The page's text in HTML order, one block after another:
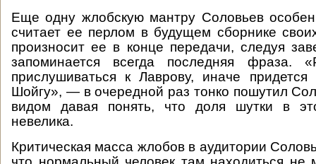
Еще одну жлобскую мантру Соловьев
считает ее перлом в будущем сборнике
произносит ее в конце передачи, следуя
запоминается всегда последняя фраза.
прислушиваться к Лаврову, иначе придется
Шойгу», — в очередной раз тонко пошутил
видом давая понять, что доля шутки в
невелика.
Критическая масса жлобов в аудитории